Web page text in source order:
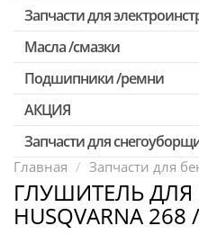
Запчасти для
Двигатели, редукторы для
Патроны для
Выключатели,
Запчасти для
Запчасти для УШМ
Запчасти для
Конденсаторы
Масла /смазки
Подшипники /ремни
АКЦИЯ
Скидка 50%
Запчасти для
Главная Запчасти для
ГЛУШИТЕЛЬ
HUSQVARNA